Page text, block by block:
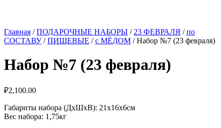
Главная /ПОДАРОЧНЫЕ НАБОРЫ / 23 ФЕВРАЛЯ /по
СОСТАВУ/ПИЩЕВЫЕ /с МЁДОМ / Набор №7 (23 февраля)
Набор №7 (23 февраля)
₽2,100.00
Габариты набора (ДхШхВ): 21х16х6см
Вес набора: 1,75кг